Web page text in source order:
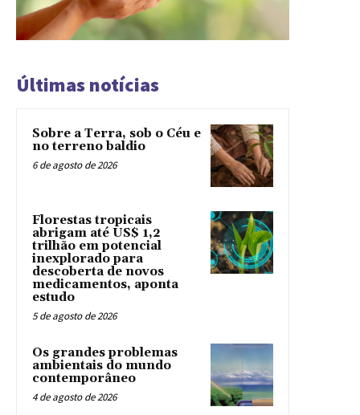
Últimas notícias
Sobre a Terra, sob o Céu e
no terreno baldio
6 de agosto de 2026
Florestas tropicais
abrigam até US$ 1,2
trilhão em potencial
inexplorado para
descoberta de novos
medicamentos, aponta
estudo
5 de agosto de 2026
Os grandes problemas
ambientais do mundo
contemporâneo
4 de agosto de 2026